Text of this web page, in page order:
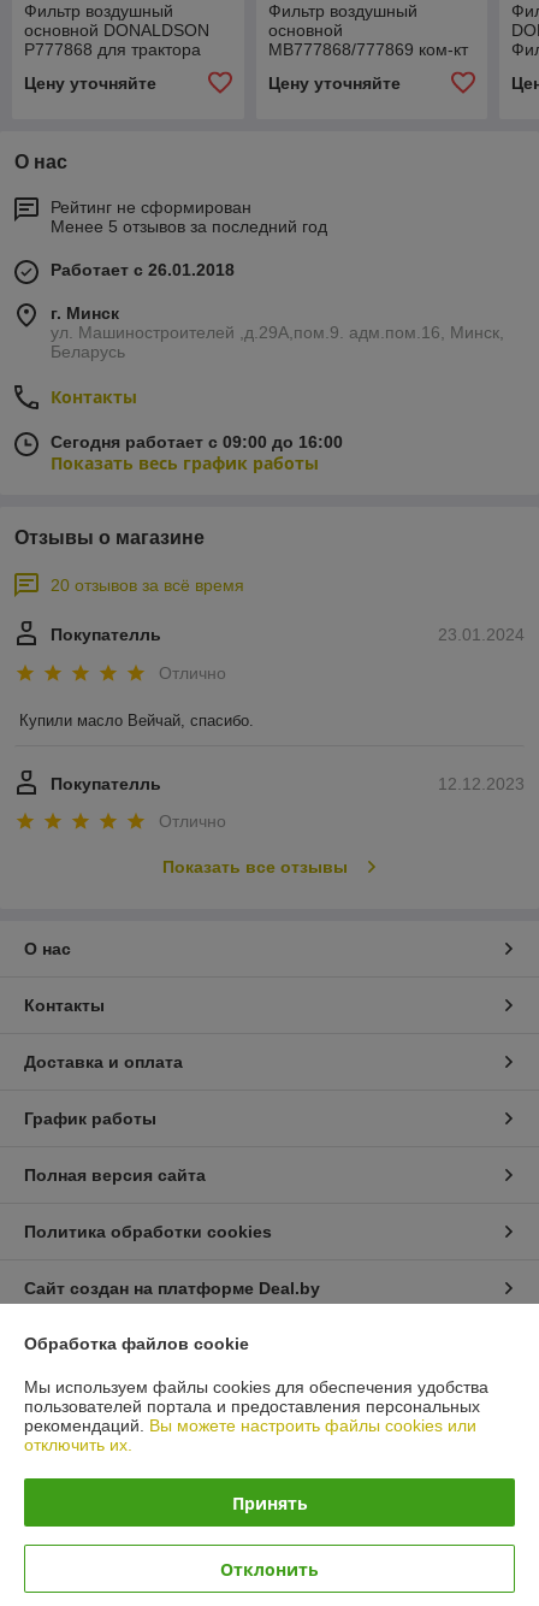
Фильтр воздушный
основной DONALDSON
P777868 для трактора
(DEUTZ BF06M 1013FC)
Цену уточняйте
Фильтр воздушный
основной
MB777868/777869 ком-кт
2822ДЦ, 3022ДЦ(DEUTZ
Цену уточняйте
О нас
Рейтинг не сформирован
Менее 5 отзывов за последний год
Работает с 26.01.2018
г. Минск
ул. Машиностроителей ,д.29А,пом.9. адм.пом.16, Минск,
Беларусь
Контакты
Сегодня работает с 09:00 до 16:00
Показать весь график работы
Отзывы о магазине
20 отзывов за всё время
23.01.2024
Покупателль
Отлично
Купили масло Вейчай, спасибо.
12.12.2023
Покупателль
Отлично
Показать все отзывы
О нас
Контакты
Доставка и оплата
График работы
Полная версия сайта
Политика обработки cookies
Сайт создан на платформе Deal.by
Юридическое лицо:Общество с ограниченной ответственностью
"Масла и Фильтры".
220118, г. Минск, ул. Машиностроителей д.29А ,подъезд №1, каб.16
Регистрационный номер ЕГР: 193014257
Регистрационный орган: Минский горисполком
Дата регистрации компании: 03.01.2018
Обработка файлов cookie
Мы используем файлы cookies для обеспечения удобства
пользователей портала и предоставления персональных
рекомендаций. Вы можете настроить файлы cookies или
отключить их.
Принять
Отклонить